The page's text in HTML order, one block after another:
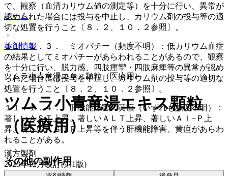
で、観察（血清カリウム値の測定等）を十分に行い、異常が
認められた場合には投与を中止し、カリウム剤の投与等の適
切な処置を行うこと〔８．２、１０．２参照〕。
１１．１．３． ミオパチー（頻度不明）：低カリウム血症
の結果としてミオパチーがあらわれることがあるので、観察
を十分に行い、脱力感、四肢痙攣・四肢麻痺等の異常が認め
られた場合には投与を中止し、カリウム剤の投与等の適切な
処置を行うこと〔８．２、１０．２参照〕。
１１．１．４． 肝機能障害、黄疸（いずれも頻度不明）：
著しいＡＳＴ上昇、著しいＡＬＴ上昇、著しいＡｌ−Ｐ上
昇、著しいγ−ＧＴＰ上昇等を伴う肝機能障害、黄疸があらわ
れることがある。
その他の副作用
ホーム
薬剤情報
ツムラ小青竜湯エキス顆粒（医療用）
ツムラ小青竜湯エキス顆粒
（医療用）
漢方製剤
2023年12月改訂(第1版)